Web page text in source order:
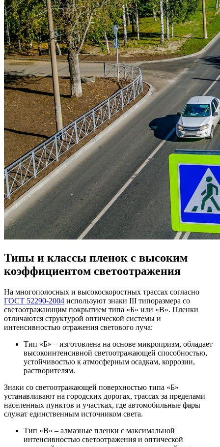
Типы и классы пленок с высоким
коэффициентом светоотражения
На многополосных и высокоскоростных трассах согласно
ГОСТ 52290-2004 используют знаки III типоразмера со
светоотражающим покрытием типа «Б» или «В». Пленки
отличаются структурой оптической системы и
интенсивностью отражения светового луча:
Тип «Б» – изготовлена на основе микропризм, обладает
высокоинтенсивной светоотражающей способностью,
устойчивостью к атмосферным осадкам, коррозии,
растворителям.
Знаки со светоотражающей поверхностью типа «Б»
устанавливают на городских дорогах, трассах за пределами
населенных пунктов и участках, где автомобильные фары
служат единственным источником света.
Тип «В» – алмазные пленки с максимальной
интенсивностью светоотражения и оптической